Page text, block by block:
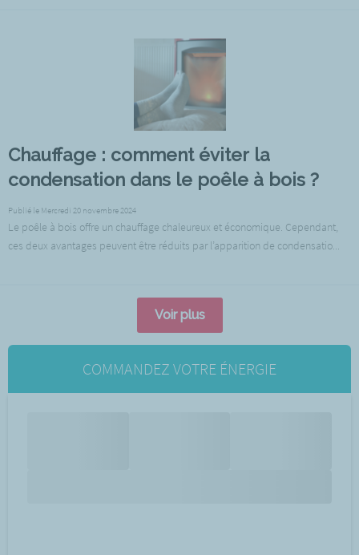
Chauffage : comment éviter la
condensation dans le poêle à bois ?
Publié le Mercredi 20 novembre 2024
Le poêle à bois offre un chauffage chaleureux et économique. Cependant,
ces deux avantages peuvent être réduits par l’apparition de condensatio...
Voir plus
COMMANDEZ VOTRE ÉNERGIE